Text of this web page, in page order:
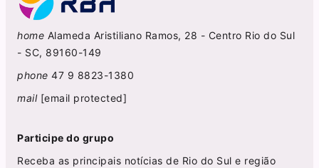
home Alameda Aristiliano Ramos, 28 - Centro Rio do Sul
- SC, 89160-149
phone 47 9 8823-1380
mail [email protected]
Participe do grupo
Receba as principais notícias de Rio do Sul e região